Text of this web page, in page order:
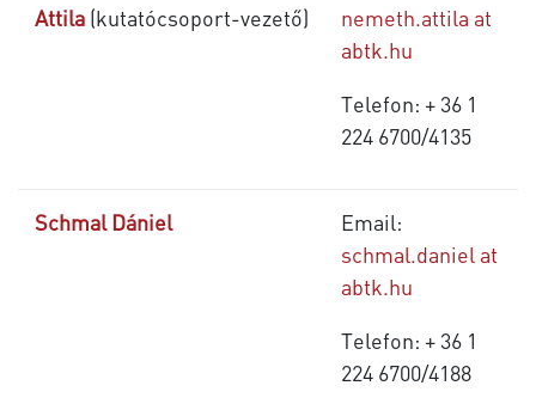
Attila (kutatócsoport-vezető)
nemeth.attila at
abtk.hu
Telefon: + 36 1
224 6700/4135
Schmal Dániel
Email:
schmal.daniel at
abtk.hu
Telefon: + 36 1
224 6700/4188